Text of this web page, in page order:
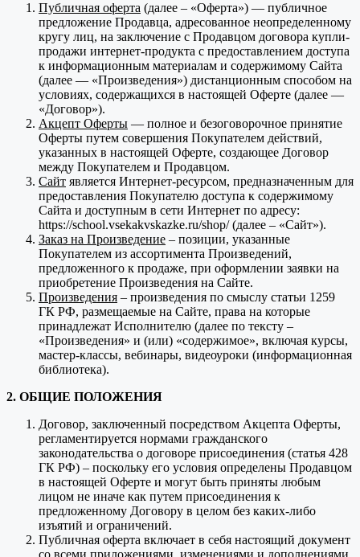
Публичная оферта (далее – «Оферта») — публичное
предложение Продавца, адресованное неопределенному
кругу лиц, на заключение с Продавцом договора купли-
продажи интернет-продукта с предоставлением доступа
к информационным материалам и содержимому Сайта
(далее — «Произведения») дистанционным способом на
условиях, содержащихся в настоящей Оферте (далее —
«Договор»).
Акцепт Оферты — полное и безоговорочное принятие
Оферты путем совершения Покупателем действий,
указанных в настоящей Оферте, создающее Договор
между Покупателем и Продавцом.
Сайт является Интернет-ресурсом, предназначенным для
предоставления Покупателю доступа к содержимому
Сайта и доступным в сети Интернет по адресу:
https://school.vsekakvskazke.ru/shop/ (далее – «Сайт»).
Заказ на Произведение – позиции, указанные
Покупателем из ассортимента Произведений,
предложенного к продаже, при оформлении заявки на
приобретение Произведения на Сайте.
Произведения – произведения по смыслу статьи 1259
ГК РФ, размещаемые на Сайте, права на которые
принадлежат Исполнителю (далее по тексту –
«Произведения» и (или) «содержимое», включая курсы,
мастер-классы, вебинары, видеоуроки (информационная
библиотека).
2. ОБЩИЕ ПОЛОЖЕНИЯ
Договор, заключенный посредством Акцепта Оферты,
регламентируется нормами гражданского
законодательства о договоре присоединения (статья 428
ГК РФ) – поскольку его условия определены Продавцом
в настоящей Оферте и могут быть приняты любым
лицом не иначе как путем присоединения к
предложенному Договору в целом без каких-либо
изъятий и ограничений.
Публичная оферта включает в себя настоящий документ